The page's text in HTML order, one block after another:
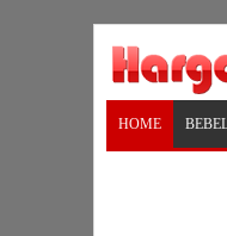
HOME